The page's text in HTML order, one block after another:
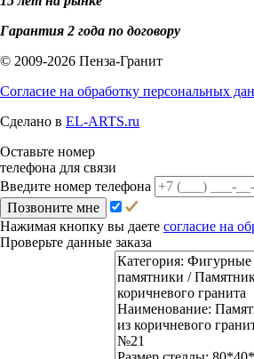
Гарантия 2 года по договору
© 2009-2026 Пенза-Гранит
Согласие на обработку персональных
Сделано в EL-ARTS.ru
Оставьте номер
телефона для связи
Введите номер телефона
Позвоните мне
Нажимая кнопку вы даете согласие на
Проверьте данные заказа